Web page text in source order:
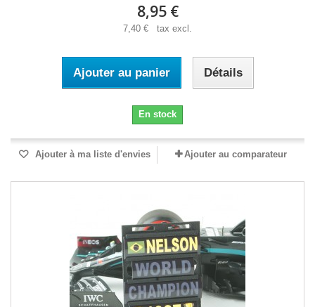
8,95 €
7,40 € tax excl.
Ajouter au panier Détails
En stock
Ajouter à ma liste d'envies Ajouter au comparateur